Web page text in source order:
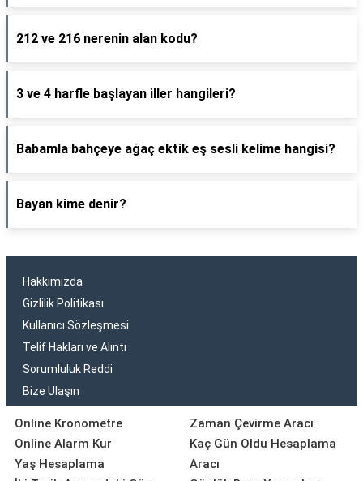
212 ve 216 nerenin alan kodu?
3 ve 4 harfle başlayan iller hangileri?
Babamla bahçeye ağaç ektik eş sesli kelime hangisi?
Bayan kime denir?
Hakkımızda
Gizlilik Politikası
Kullanıcı Sözleşmesi
Telif Hakları ve Alıntı
Sorumluluk Reddi
Bize Ulaşın
Online Kronometre
Online Alarm Kur
Yaş Hesaplama
Zaman Çevirme Aracı
Kaç Gün Oldu Hesaplama
Aracı